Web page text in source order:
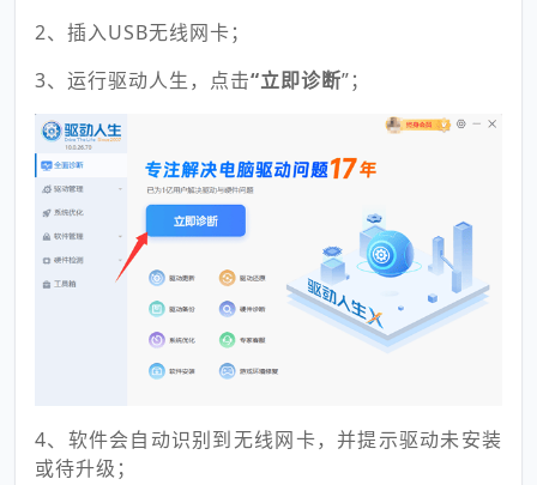
2、插入USB无线网卡；
3、运行驱动人生，点击“立即诊断”；
4、软件会自动识别到无线网卡，并提示驱动未安装
或待升级；